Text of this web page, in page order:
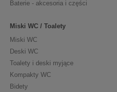
Baterie - akcesoria i części
Miski WC / Toalety
Miski WC
Deski WC
Toalety i deski myjące
Kompakty WC
Bidety